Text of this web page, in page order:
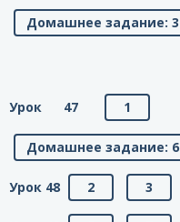
Домашнее задание: 3
Урок 47 1
Домашнее задание: 6
Урок 48 2 3